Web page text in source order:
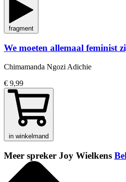
fragment
We moeten allemaal feminist
Chimamanda Ngozi Adichie
€ 9,99
in winkelmand
Meer spreker Joy Wielkens